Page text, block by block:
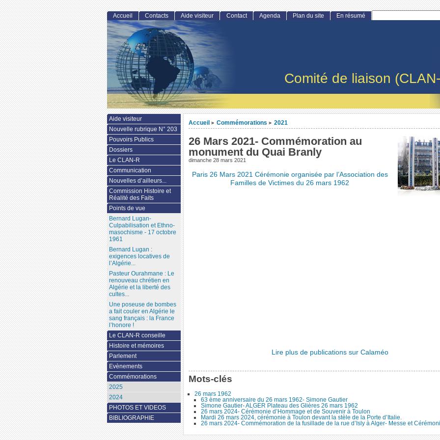
Comité de liaison
Accueil > Commémorations > 2021
26 Mars 2021- Commémoration au
monument du Quai Branly
dimanche 28 mars 2021
Paris 26 Mars 2021 Cérémonie organisée par l’Association des
Familles de Victimes du 26 mars 1962
Lire plus de publications sur Calaméo
Mots-clés
26 mars 1962
63 ème anniversaire du 26 mars 1962- Simone Gautier
Simone Gautier- ALGER Plateau des Glières 26 mars 1962
26 mars 2024- Cérémonie d’Hommage et de Souvenir à Toulon
Mardi 26 mars 2024, cérémonie à Toulon devant la stèle de la Porte d’Italie.
26 mars 2024- Commémoration de la fusillade de la rue d’Isly à Alger- Messe et
Accueil Contacts Aide visiteur Contact Agenda Plan du site En résumé
Aide visiteur
Nouvelle rubrique N° 203
Pouvoirs Publics
Dossiers
Le CLAN-R
Communication
Nouvelles d’ailleurs...
Commission Histoire et
Réalité des Faits
Points de vue
Bernard Lugan-
Culpabilisation et Ethno-
masochisme - 17 octobre
1961
Bernard Lugan :
exigences locatives de
l’Algérie...
Pasteur Ourahmane : Le
renouveau chrétien en
Algérie et la liberté des
cultes...
Une poseuse de bombes
a fait couler en Algérie le
sang français : la France
l’honore !
Le CLAN-R conseille
Histoire et mémoires
Parlement
Evènements
Commémorations
2025
2024
PHOTOS ET VIDEOS
BIBLIOGRAPHIE